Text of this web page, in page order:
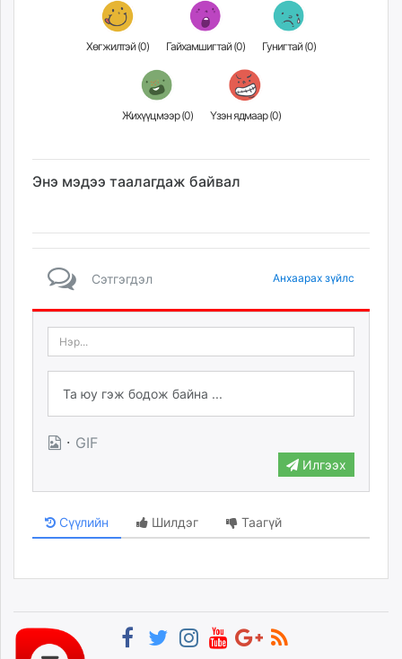
unread.today
Хөгжилтэй (0) Гайхамшигтай (0) Гунигтай (0)
Жихүүцмээр (0) Үзэн ядмаар (0)
Энэ мэдээ таалагдаж байвал
Сэтгэгдэл Анхаарах зүйлс
· GIF
Илгээх
Сүүлийн Шилдэг Таагүй